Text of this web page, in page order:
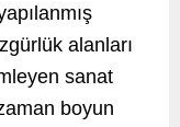
alanları
sanat
boyun